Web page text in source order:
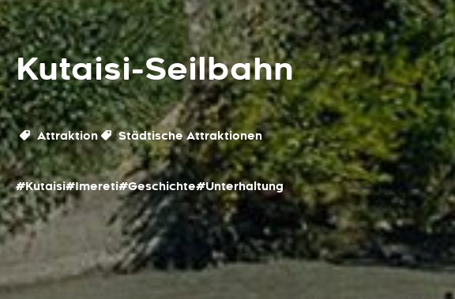
Kutaisi-Seilbahn
Attraktion Städtische Attraktionen
#Kutaisi#Imereti#Geschichte#Unterhaltung